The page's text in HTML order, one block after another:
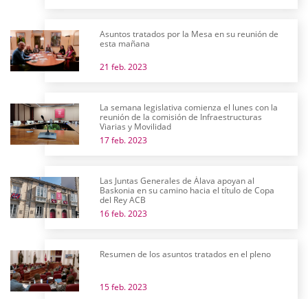
Asuntos tratados por la Mesa en su reunión de
esta mañana
21 feb. 2023
La semana legislativa comienza el lunes con la
reunión de la comisión de Infraestructuras
Viarias y Movilidad
17 feb. 2023
Las Juntas Generales de Álava apoyan al
Baskonia en su camino hacia el título de Copa
del Rey ACB
16 feb. 2023
Resumen de los asuntos tratados en el pleno
15 feb. 2023